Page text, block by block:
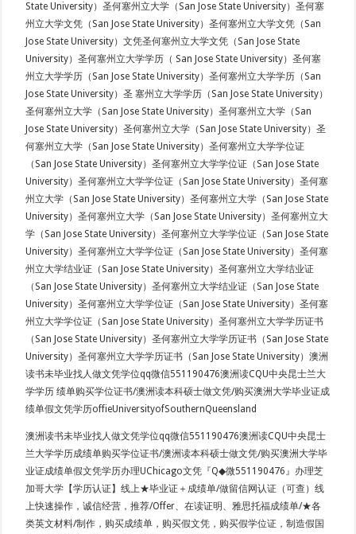
State University）圣何塞州立大学（San Jose State University）圣何塞
州立大学文凭（San Jose State University）圣何塞州立大学文凭（San
Jose State University）文凭圣何塞州立大学文凭（San Jose State
University）圣何塞州立大学学历（ San Jose State University）圣何塞
州立大学学历（San Jose State University）圣何塞州立大学学历（San
Jose State University）圣 塞州立大学学历（San Jose State University）
圣何塞州立大学（San Jose State University）圣何塞州立大学（San
Jose State University）圣何塞州立大学（San Jose State University）圣
何塞州立大学（San Jose State University）圣何塞州立大学学位证
（San Jose State University）圣何塞州立大学学位证（San Jose State
University）圣何塞州立大学学位证（San Jose State University）圣何塞
州立大学（San Jose State University）圣何塞州立大学（San Jose State
University）圣何塞州立大学（San Jose State University）圣何塞州立大
学（San Jose State University）圣何塞州立大学学位证（San Jose State
University）圣何塞州立大学学位证（San Jose State University）圣何塞
州立大学结业证（San Jose State University）圣何塞州立大学结业证
（San Jose State University）圣何塞州立大学结业证（San Jose State
University）圣何塞州立大学学位证（San Jose State University）圣何塞
州立大学学位证（San Jose State University）圣何塞州立大学学历证书
（San Jose State University）圣何塞州立大学学历证书（San Jose State
University）圣何塞州立大学学历证书（San Jose State University）澳洲
读书未毕业找人做文凭学位qq微信551190476澳洲读CQU中央昆士兰大
学学历 绩单购买学位证书/澳洲读本科硕士做文凭/购买澳洲大学毕业证成
绩单假文凭学历offieUniversityofSouthernQueensland
澳洲读书未毕业找人做文凭学位qq微信551190476澳洲读CQU中央昆士
兰大学学历成绩单购买学位证书/澳洲读本科硕士做文凭/购买澳洲大学毕
业证成绩单假文凭学历办理UChicago文凭『Q◆微551190476』办理芝
加哥大学【学历认证】线上★毕业证＋成绩单/做留信网认证（可查）线
上快速操作，诚信经营，推荐/Offer、在读证明、雅思托福成绩单/★各
类英文材料/制作，购买成绩单，购买假文凭，购买假学位证，制造假国